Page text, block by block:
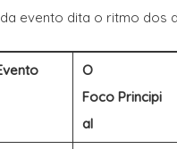
evento dita o ritmo dos
O
Foco Principi
al